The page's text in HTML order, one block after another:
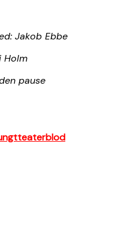
Jakob Ebbe
Holm
pause